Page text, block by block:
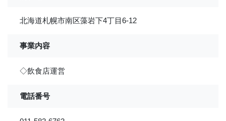
北海道札幌市南区藻岩下4丁目6-12
事業内容
◇飲食店運営
電話番号